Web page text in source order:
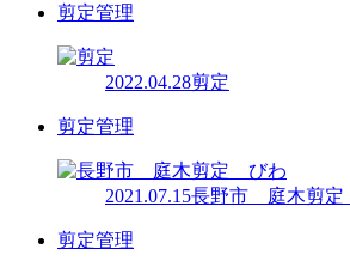
剪定管理
2022.04.28剪定
剪定管理
2021.07.15長野市 庭木剪
剪定管理